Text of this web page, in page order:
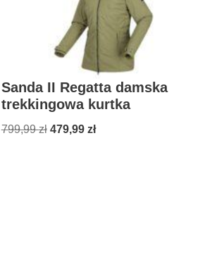
Sanda II Regatta damska
trekkingowa kurtka
799,99zł 479,99 zł